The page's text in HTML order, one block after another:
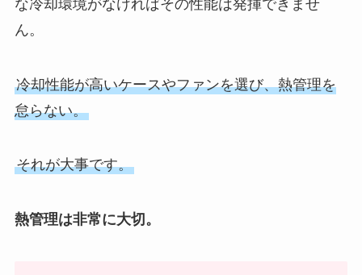
な冷却環境がなければその性能は発揮できませ
ん。
冷却性能が高いケースやファンを選び、熱管理を
怠らない。
それが大事です。
熱管理は非常に大切。